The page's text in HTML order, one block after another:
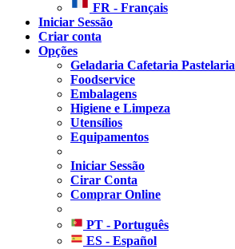
FR - Français
Iniciar Sessão
Criar conta
Opções
Geladaria Cafetaria Pastelaria
Foodservice
Embalagens
Higiene e Limpeza
Utensílios
Equipamentos
Iniciar Sessão
Cirar Conta
Comprar Online
PT - Português
ES - Español